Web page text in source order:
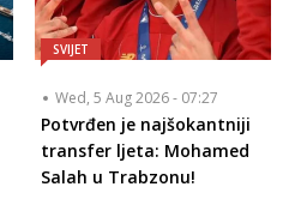
SVIJET
Wed, 5 Aug 2026 - 07:27
Potvrđen je najšokantniji
transfer ljeta: Mohamed
Salah u Trabzonu!